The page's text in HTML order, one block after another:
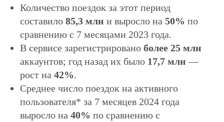
Количество поездок за этот период
составило 85,3 млн и выросло на 50% по
сравнению с 7 месяцами 2023 года.
В сервисе зарегистрировано более 25 млн
аккаунтов; год назад их было 17,7 млн —
рост на 42%.
Среднее число поездок на активного
пользователя* за 7 месяцев 2024 года
выросло на 40% по сравнению с